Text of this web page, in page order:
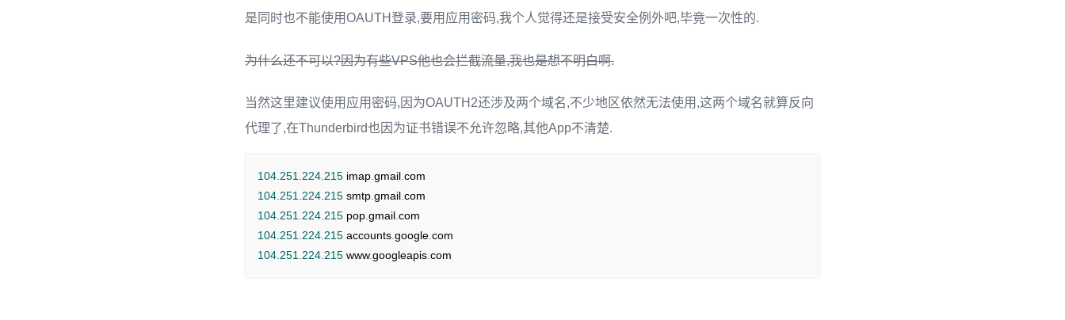
是同时也不能使用OAUTH登录,要用应用密码,我个人觉得还是接受安全例外吧,毕竟一次性的.
为什么还不可以?因为有些VPS他也会拦截流量,我也是想不明白啊.
当然这里建议使用应用密码,因为OAUTH2还涉及两个域名,不少地区依然无法使用,这两个域名就算反向
代理了,在Thunderbird也因为证书错误不允许忽略,其他App不清楚.
104.251.224.215 imap.gmail.
104.251.224.215 smtp.gmail.
104.251.224.215 pop.gmail.
104.251.224.215 accounts.google.
104.251.224.215 www.googleapis.com